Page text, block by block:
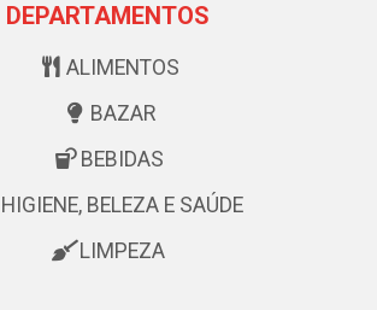
DEPARTAMENTOS
ALIMENTOS
BAZAR
BEBIDAS
HIGIENE, BELEZA E SAÚDE
LIMPEZA